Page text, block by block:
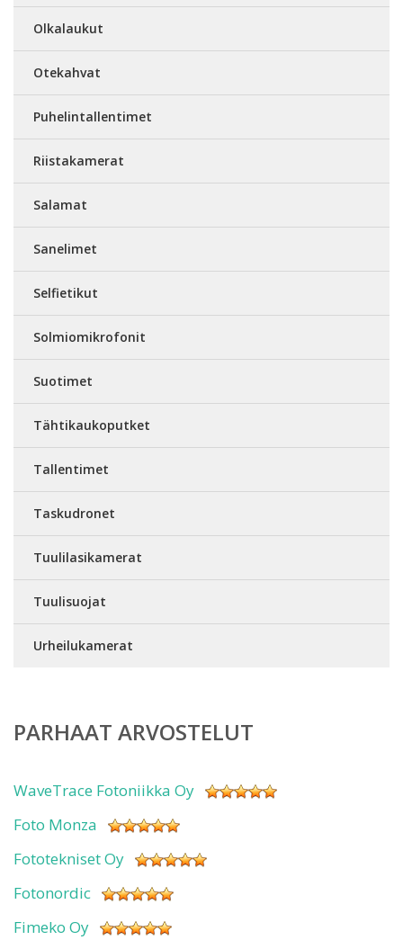
Olkalaukut
Otekahvat
Puhelintallentimet
Riistakamerat
Salamat
Sanelimet
Selfietikut
Solmiomikrofonit
Suotimet
Tähtikaukoputket
Tallentimet
Taskudronet
Tuulilasikamerat
Tuulisuojat
Urheilukamerat
PARHAAT ARVOSTELUT
WaveTrace Fotoniikka Oy
Foto Monza
Fototekniset Oy
Fotonordic
Fimeko Oy